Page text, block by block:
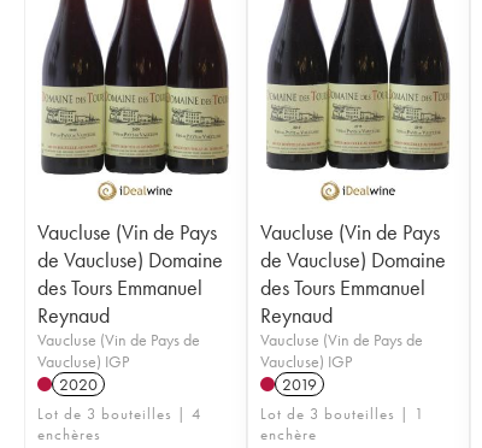
Vaucluse (Vin de Pays
de Vaucluse) Domaine
des Tours Emmanuel
Reynaud
Vaucluse (Vin de Pays de
Vaucluse) IGP
2020
Lot de 3 bouteilles | 4
enchères
Vaucluse (Vin de Pays
de Vaucluse) Domaine
des Tours Emmanuel
Reynaud
Vaucluse (Vin de Pays de
Vaucluse) IGP
2019
Lot de 3 bouteilles | 1
enchère